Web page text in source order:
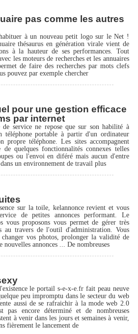
pas comme les autres
à un nouveau petit logo sur le Net !
thésaurus en génération virale vient de
à la hauteur de ses performances. Tout
les moteurs de recherches et les annuaires
de faire des recherches par mots clefs
pouvez par exemple chercher
pour une gestion efficace
par internet
service ne repose que sur son habilité à
téléphone portable à partir d'un ordinateur
propre téléphone. Les sites accompagnent
de quelques fonctionnalités connexes telles
ou l'envoi en diféré mais aucun d'entre
un environnement de travail plus
sur la toile, kelannonce revient et vous
de petites annonces performant. Le
vous proposons vous permet de gérer très
au travers de l'outil d'administration. Vous
vos photos, prolonger la validité de
nouvelles annonces ... De nombreuses
le portail s-e-x-e.fr fait peau neuve
peu impromptu dans le secteur du web
aussi de se rafraichir à la mode web 2.0
pas encore déterminé et de nombreuses
à venir dans les jours et semaines à venir,
fièrement le lancement de